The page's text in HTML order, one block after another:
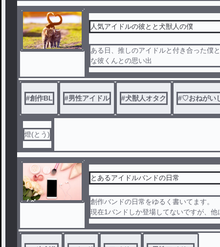
人気アイドルの彼とと犬獣人の僕
ある日、推しのアイドルと付き合った僕
な彼くんとの思い出
#創作BL #男性アイドル #犬獣人オタク #♡おねがい
燈(とう)
ノベ
とあるアイドルバンドの日常
創作バンドの日常をゆるく書いてます。
現在1バンドしか登場してないですが、他
後増やせたらいいな
現在のバンド含め、みんな4ピースのボ
させてます。